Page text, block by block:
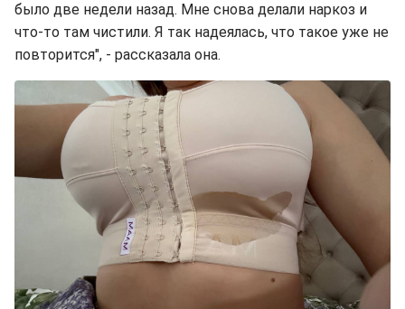
было две недели назад. Мне снова делали наркоз и
что-то там чистили. Я так надеялась, что такое уже не
повторится", - рассказала она.